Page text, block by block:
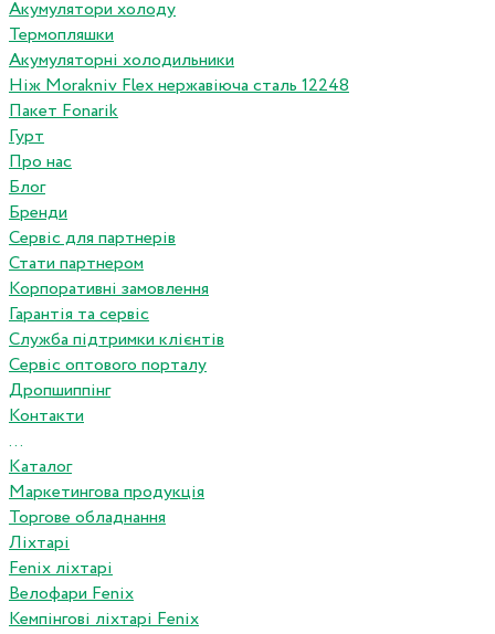
Акумулятори холоду
Термопляшки
Акумуляторні холодильники
Ніж Morakniv Flex нержавіюча сталь 12248
Пакет Fonarik
Гурт
Про нас
Блог
Бренди
Сервіс для партнерів
Стати партнером
Корпоративні замовлення
Гарантія та сервіс
Служба підтримки клієнтів
Сервіс оптового порталу
Дропшиппінг
Контакти
...
Каталог
Маркетингова продукція
Торгове обладнання
Ліхтарі
Fenix ліхтарі
Велофари Fenix
Кемпінгові ліхтарі Fenix